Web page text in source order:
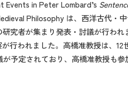
Events in Peter Lombard’s
Philosophy は、西洋古代
究者が集まり発表・討議が行わ
行われました。高橋准教授は、
予定されており、高橋准教授も参